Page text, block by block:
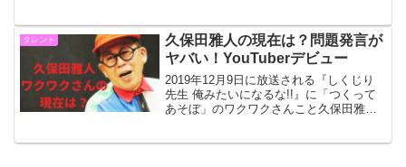
れましたが、上田彩瑛さんの魅力はそれ
だけではないのです。ダン...
タレント
久保田雅人の現在は？問題発言が
ヤバい！YouTuberデビュー
2019年12月9日に放送される『しくじり
先生 俺みたいになるな!!』に「つくって
あそぼ」のワクワクさんこと久保田雅人